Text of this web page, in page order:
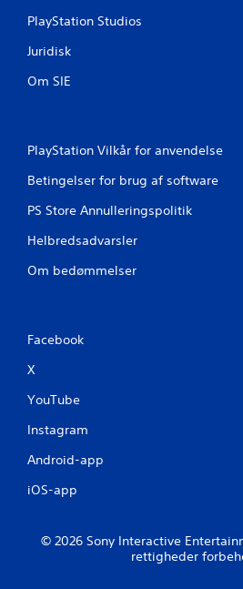
PlayStation Studios
Juridisk
Om SIE
PlayStation Vilkår for anvendelse
Betingelser for brug af software
PS Store Annulleringspolitik
Helbredsadvarsler
Om bedømmelser
Facebook
X
YouTube
Instagram
Android-app
iOS-app
© 2026 Sony Interactive
rettigheder